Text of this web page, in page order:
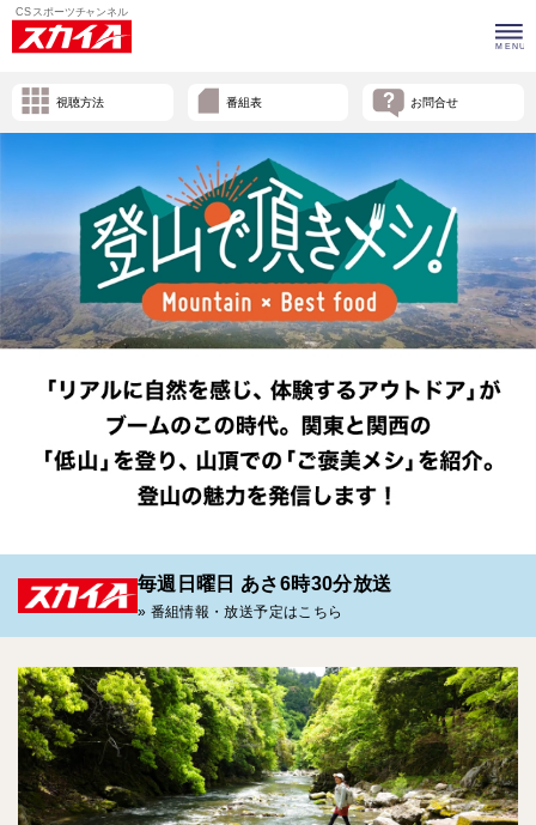
視聴方法 番組表 お問合せ
毎週日曜日 あさ6時30分放送
» 番組情報・放送予定はこちら